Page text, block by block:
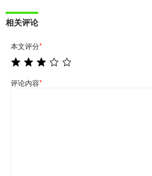
相关评论
本文评分*
评论内容*